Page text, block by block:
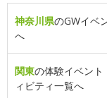
神奈川県のGWイベ
へ
関東の体験イベント
ィビティ一覧へ